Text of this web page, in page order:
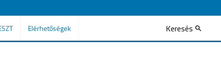
Elérhetőségek Keresés